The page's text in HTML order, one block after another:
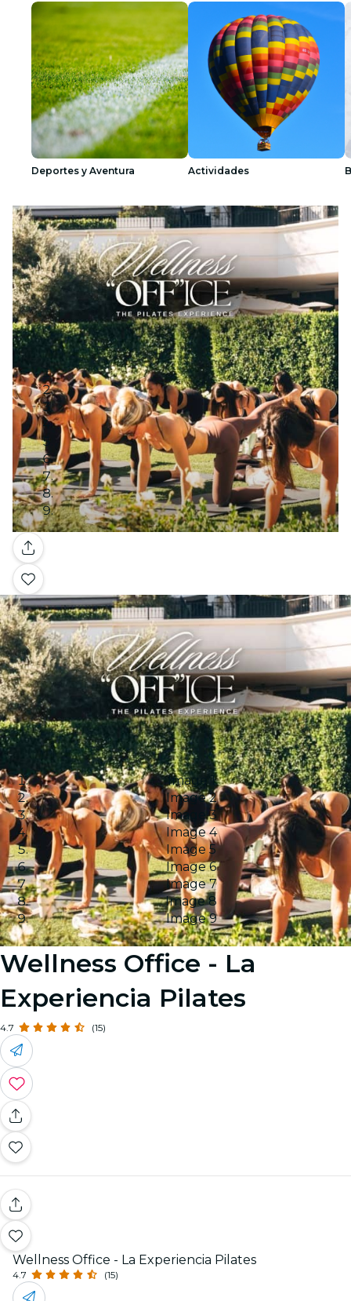
Deportes y Aventura Actividades
Galería
Image 1
Image 2
Image 3
Image 4
Image 5
Image 6
Image 7
Image 8
Image 9
Wellness Office - La
Experiencia Pilates
4.7 (15)
Wellness Office - La Experiencia Pilates
4.7 (15)